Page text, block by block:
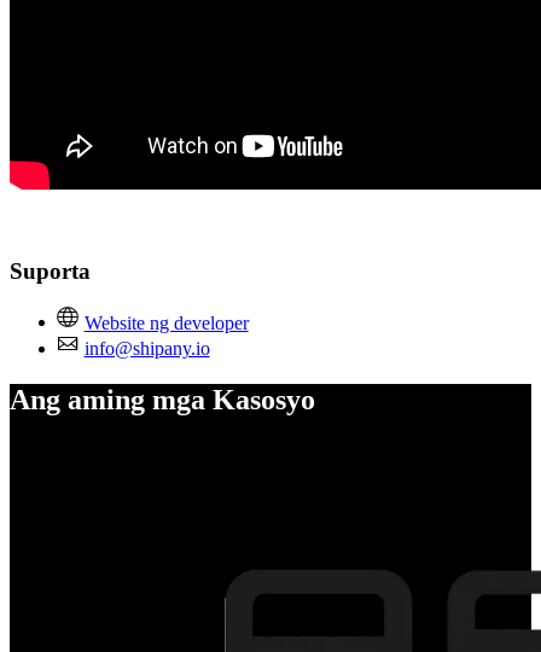
Suporta
Website ng developer
info@shipany.io
Ang aming mga Kasosyo